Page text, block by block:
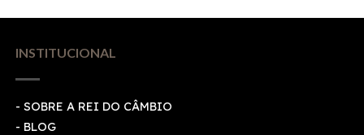
INSTITUCIONAL
- SOBRE A REI DO CÂMBIO
- BLOG